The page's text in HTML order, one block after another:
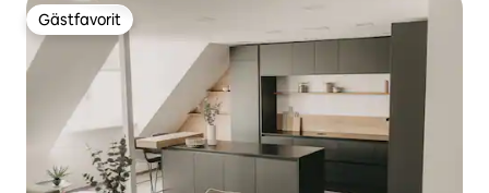
Gästfavorit
Gästfavorit